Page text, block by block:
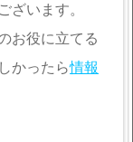
ざいます。
お役に立てる
かったら情報